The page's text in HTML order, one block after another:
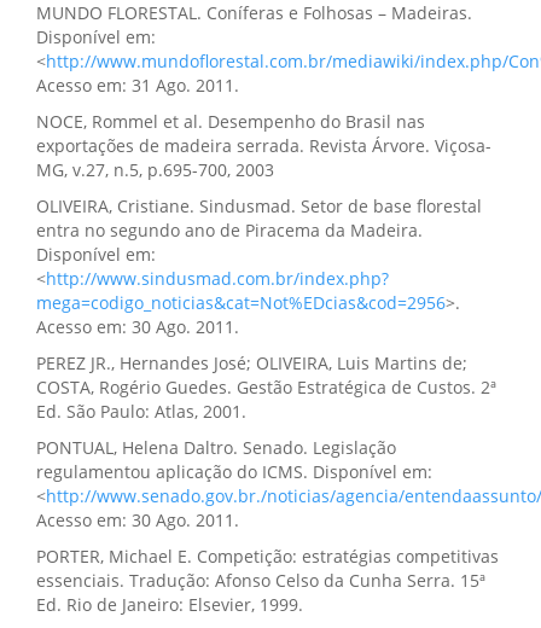
MUNDO FLORESTAL. Coníferas e Folhosas – Madeiras.
Disponível em:
<http://www.mundoflorestal.com.br/mediawiki/index.php/
Acesso em: 31 Ago. 2011.
NOCE, Rommel et al. Desempenho do Brasil nas
exportações de madeira serrada. Revista Árvore. Viçosa-
MG, v.27, n.5, p.695-700, 2003
OLIVEIRA, Cristiane. Sindusmad. Setor de base florestal
entra no segundo ano de Piracema da Madeira.
Disponível em:
<http://www.sindusmad.com.br/index.php?
mega=codigo_noticias&cat=Not%EDcias&cod=2956>.
Acesso em: 30 Ago. 2011.
PEREZ JR., Hernandes José; OLIVEIRA, Luis Martins de;
COSTA, Rogério Guedes. Gestão Estratégica de Custos. 2ª
Ed. São Paulo: Atlas, 2001.
PONTUAL, Helena Daltro. Senado. Legislação
regulamentou aplicação do ICMS. Disponível em:
<http://www.senado.gov.br./noticias/agencia/
Acesso em: 30 Ago. 2011.
PORTER, Michael E. Competição: estratégias competitivas
essenciais. Tradução: Afonso Celso da Cunha Serra. 15ª
Ed. Rio de Janeiro: Elsevier, 1999.